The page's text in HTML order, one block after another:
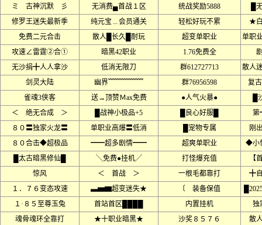
ミ 古神沉默 彡
无消费▄首战１区 统战奖励5888
█
修罗王迷失最新季
纯元宝﹍会员通关 轻松好玩不累
★
免费二元合击
散人█长久█耐玩 超变单职业
单职
攻速∠雷霆②合①
暗黑42职业 1.76免费全
无沙捐╋人人拿沙
低消无限刀 群612727713
散人
剑灵大陆
幽界﹌﹌﹌﹌﹌ 群76956598
复
雀魂3侠客
送→顶赞Ｍax免费 ●人气火暴●
█
＜ 绝无合成 ＞
█战神小极品+5 █良心好服█
８０〓独家火龙〓
单职业高爆〓低消 █宠物专属
刚
８０合击◆超极品
━━超多剧情━━ 超爽单职业
◆小
█太古暗黑修仙█
╲免费●挂机╱ 打怪爆充值
【
惊风
＜ 首战 ＞ 一根毛都靠打
╋
１．７６变态攻速
▃▅▆超变迷失★ 〔 装备保值
１·８５至尊玉兔
首站首区████ 内置挂机
魂骨魂环全靠打
★十职业暗黑★ 沙奖８５７６
散